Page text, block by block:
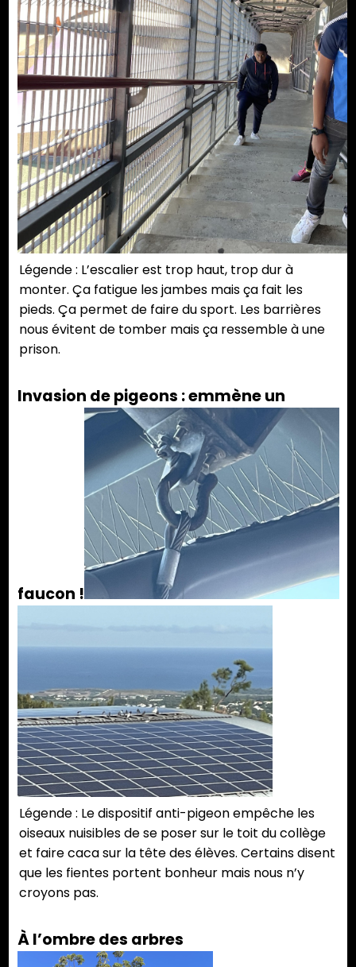
Légende : L’escalier est trop haut, trop dur à
monter. Ça fatigue les jambes mais ça fait les
pieds. Ça permet de faire du sport. Les barrières
nous évitent de tomber mais ça ressemble à une
prison.
Invasion de pigeons : emmène un
faucon !
Légende : Le dispositif anti-pigeon empêche les
oiseaux nuisibles de se poser sur le toit du collège
et faire caca sur la tête des élèves. Certains disent
que les fientes portent bonheur mais nous n’y
croyons pas.
À l’ombre des arbres